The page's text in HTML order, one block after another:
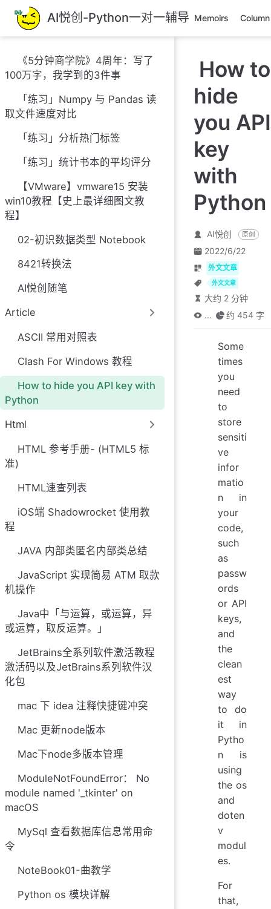
跳
至
主
容
AI悦创-Python一对一辅导 Memoirs Column
《5分钟商学院》4周年：写了
100万字，我学到的3件事
「练习」Numpy 与 Pandas 读
取文件速度对比
「练习」分析热门标签
「练习」统计书本的平均评分
【VMware】vmware15 安装
win10教程【史上最详细图文教
程】
02-初识数据类型 Notebook
8421转换法
AI悦创随笔
Article
ASCII 常用对照表
Clash For Windows 教程
How to hide you API key with
Python
Html
HTML 参考手册- (HTML5 标
准)
HTML速查列表
iOS端 Shadowrocket 使用教
程
JAVA 内部类匿名内部类总结
JavaScript 实现简易 ATM 取款
机操作
Java中「与运算，或运算，异
或运算，取反运算。」
JetBrains全系列软件激活教程
激活码以及JetBrains系列软件汉
化包
mac 下 idea 注释快捷键冲突
Mac 更新node版本
Mac下node多版本管理
ModuleNotFoundError： No
module named '_tkinter' on
macOS
MySql 查看数据库信息常用命
令
NoteBook01-曲教学
Python os 模块详解
How to
hide
you API
key
with
Python
AI悦创 原创
2022/6/22
外文文章
外文文章
大约 2 分钟
...
约 454 字
Some
times
you
need
to
store
sensiti
ve
infor
matio
n in
your
code,
such
as
passw
ords
or API
keys,
and
the
clean
est
way
to do
it in
Pytho
n is
using
the os
and
doten
v
modul
es.
For
that,